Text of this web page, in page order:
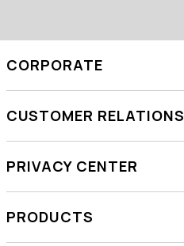
CORPORATE
CUSTOMER RELATIONS
PRIVACY CENTER
PRODUCTS